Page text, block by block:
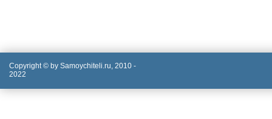
Copyright © by Samoychiteli.ru, 2010 -
2022